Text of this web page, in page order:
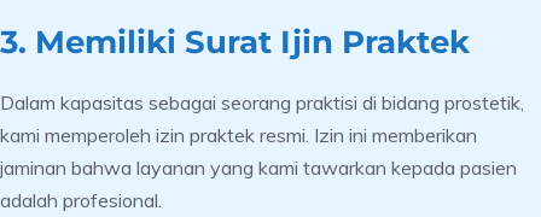
3. Memiliki Surat Ijin Praktek
Dalam kapasitas sebagai seorang praktisi di bidang prostetik,
kami memperoleh izin praktek resmi. Izin ini memberikan
jaminan bahwa layanan yang kami tawarkan kepada pasien
adalah profesional.